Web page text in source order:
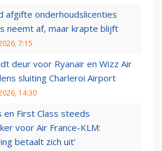
afgifte onderhoudslicenties
neemt af, maar krapte blijft
7:15
deur voor Ryanair en Wizz Air
sluiting Charleroi Airport
14:30
en First Class steeds
voor Air France-KLM:
betaalt zich uit’